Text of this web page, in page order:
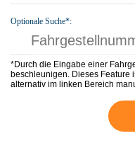
Optionale Suche*:
*Durch die Eingabe einer
beschleunigen. Dieses Feature
alternativ im linken Bereich